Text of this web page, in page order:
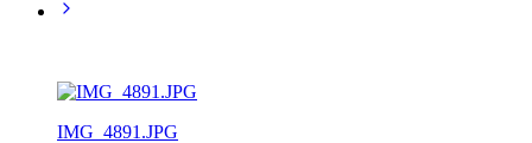
IMG_4891.JPG